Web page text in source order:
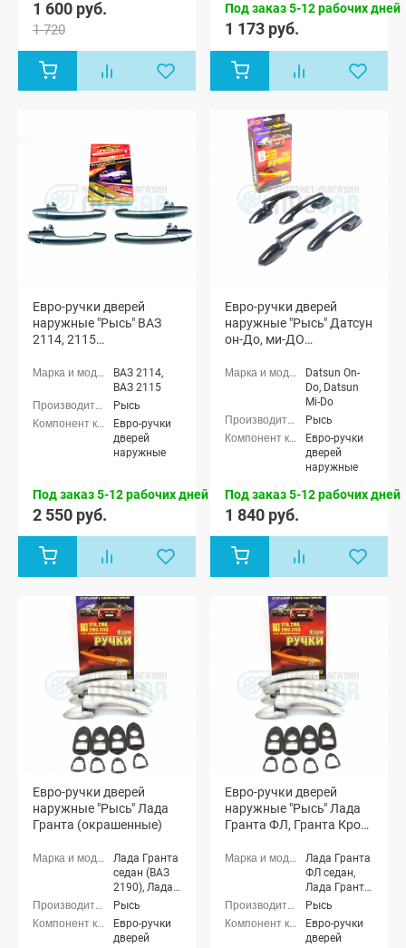
хэтчбек (ВАЗ
Приора-2
седан (ВАЗ
21704), Лада
Приора-2
хэтчбек (ВАЗ
21724)
1 600 руб.
1 720
Под заказ 5-12 рабочих дней
1 173 руб.
Евро-ручки дверей
наружные "Рысь" ВАЗ
2114, 2115
ВАЗ 2114,
ВАЗ 2115
Рысь
Евро-ручки
дверей
наружные
Под заказ 5-12 рабочих дней
2 550 руб.
Евро-ручки дверей
наружные "Рысь" Датсун
он-До, ми-ДО
Datsun On-
Do, Datsun
Mi-Do
Рысь
Евро-ручки
дверей
наружные
Под заказ 5-12 рабочих дней
1 840 руб.
Евро-ручки дверей
наружные "Рысь" Лада
Гранта (окрашенные)
Лада Гранта
седан (ВАЗ
2190), Лада
Гранта
лифтбек
(ВАЗ 2191)
Рысь
Евро-ручки
дверей
Евро-ручки дверей
наружные "Рысь" Лада
Гранта ФЛ, Гранта Кросс
Лада Гранта
ФЛ седан,
Лада Гранта
ФЛ хэтчбек,
Лада Гранта
ФЛ
Рысь
Евро-ручки
дверей